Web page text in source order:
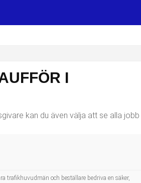
I
kan du även välja att se alla jobb
trafikhuvudmän och beställare bedriva en säker,